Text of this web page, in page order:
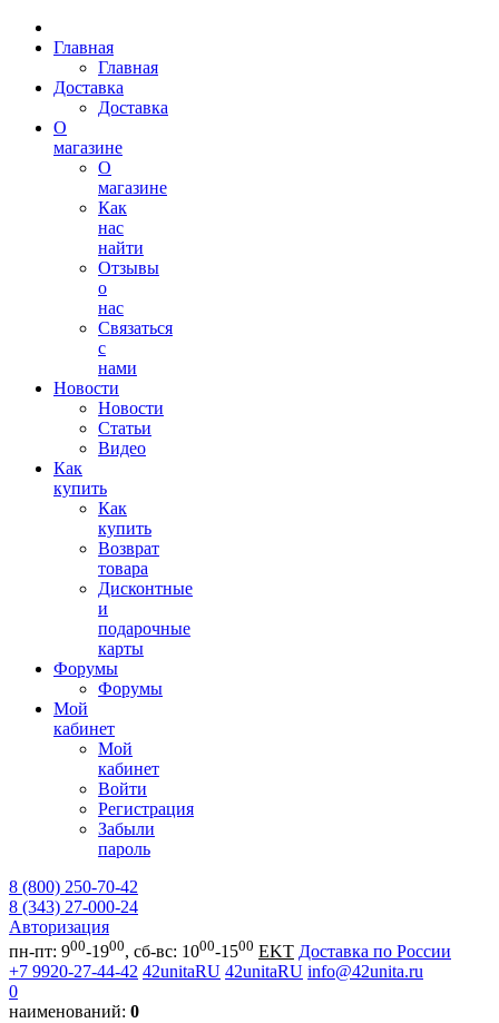
Главная
Главная
Доставка
Доставка
О
магазине
О
магазине
Как
нас
найти
Отзывы
о
нас
Связаться
с
нами
Новости
Новости
Статьи
Видео
Как
купить
Как
купить
Возврат
товара
Дисконтные
и
подарочные
карты
Форумы
Форумы
Мой
кабинет
Мой
кабинет
Войти
Регистрация
Забыли
пароль
8 (800) 250-70-42
8 (343) 27-000-24
Авторизация
пн-пт: 900-1900, сб-вс: 1000-1500 EKT Доставка по России
+7 9920-27-44-42 42unitaRU 42unitaRU info@42unita.ru
0
наименований: 0